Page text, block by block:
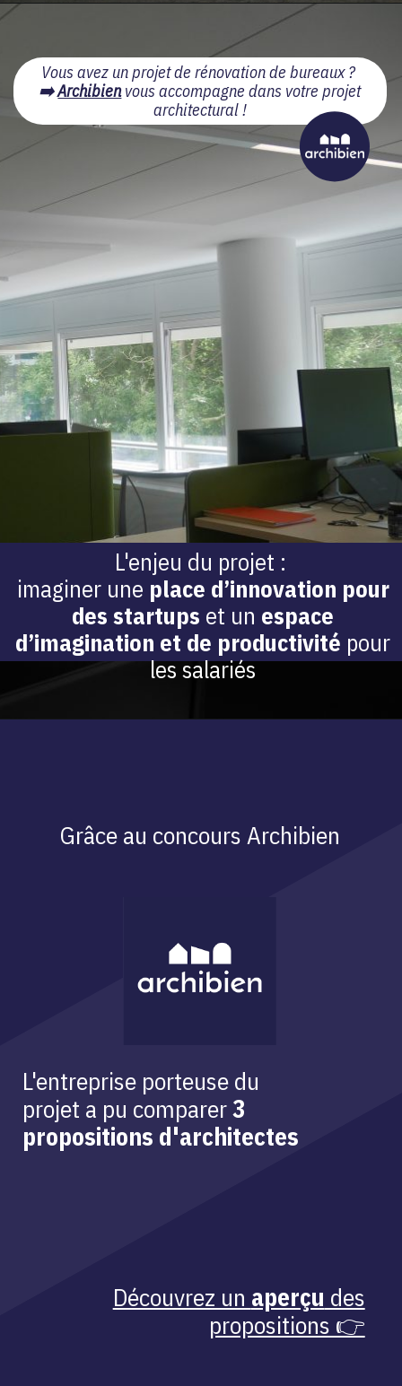
L'enjeu du projet :
imaginer une place d’innovation pour
des startups et un espace
d’imagination et de productivité pour
les salariés
Vous avez un projet de rénovation de bureaux ?
➡️Archibienvous accompagne dans votre projet
architectural !
Grâce au concours Archibien
L'entreprise porteuse du
projet a pu comparer3
propositions d'architectes
Découvrez un aperçu des
propositions 👉